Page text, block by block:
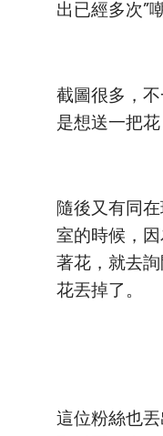
出已經多次”
截圖很多，
是想送一把
隨後又有同
室的時候，
著花，就去
花丟掉了。
這位粉絲也